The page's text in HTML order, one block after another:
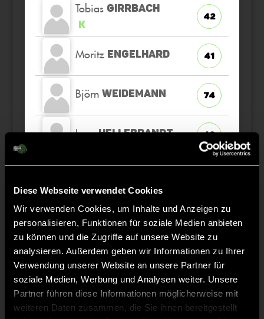
Diese Webseite verwendet Cookies
Wir verwenden Cookies, um Inhalte und Anzeigen zu
personalisieren, Funktionen für soziale Medien anbieten
zu können und die Zugriffe auf unsere Website zu
analysieren. Außerdem geben wir Informationen zu Ihrer
Verwendung unserer Website an unsere Partner für
soziale Medien, Werbung und Analysen weiter. Unsere
Partner führen diese Informationen möglicherweise mit
weiteren Daten zusammen, die Sie ihnen bereitgestellt
Tobias GIRRBACH
K
42
Moritz ENGELHARD 41
Björn WEIDEMANN 74
Luca HELLEBRANDT 49
Staff
Tobias GIRRBACH